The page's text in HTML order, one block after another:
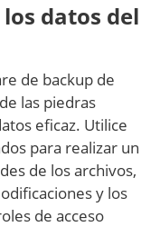
datos del
de backup de
las piedras
eficaz. Utilice
para realizar un
de los archivos,
y los
de acceso